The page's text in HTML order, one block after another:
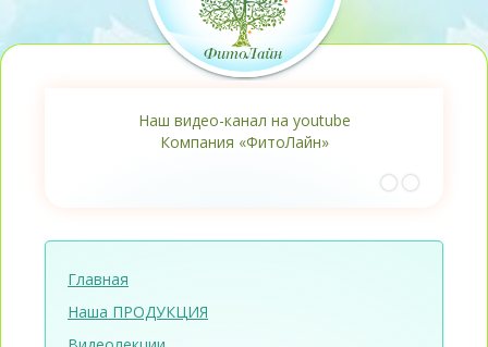
Наш видео-канал на youtube
Компания «ФитоЛайн»
Главная
Наша ПРОДУКЦИЯ